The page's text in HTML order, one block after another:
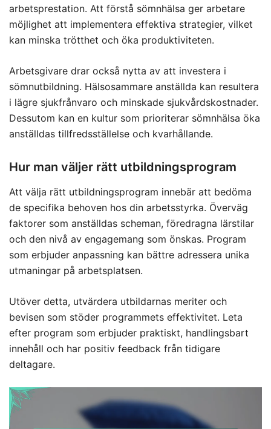
arbetsprestation. Att förstå sömnhälsa ger arbetare
möjlighet att implementera effektiva strategier, vilket
kan minska trötthet och öka produktiviteten.
Arbetsgivare drar också nytta av att investera i
sömnutbildning. Hälsosammare anställda kan resultera
i lägre sjukfrånvaro och minskade sjukvårdskostnader.
Dessutom kan en kultur som prioriterar sömnhälsa öka
anställdas tillfredsställelse och kvarhållande.
Hur man väljer rätt utbildningsprogram
Att välja rätt utbildningsprogram innebär att bedöma
de specifika behoven hos din arbetsstyrka. Överväg
faktorer som anställdas scheman, föredragna lärstilar
och den nivå av engagemang som önskas. Program
som erbjuder anpassning kan bättre adressera unika
utmaningar på arbetsplatsen.
Utöver detta, utvärdera utbildarnas meriter och
bevisen som stöder programmets effektivitet. Leta
efter program som erbjuder praktiskt, handlingsbart
innehåll och har positiv feedback från tidigare
deltagare.